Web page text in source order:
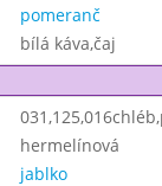
pomeranč
bílá káva,čaj
hermelínová
jablko